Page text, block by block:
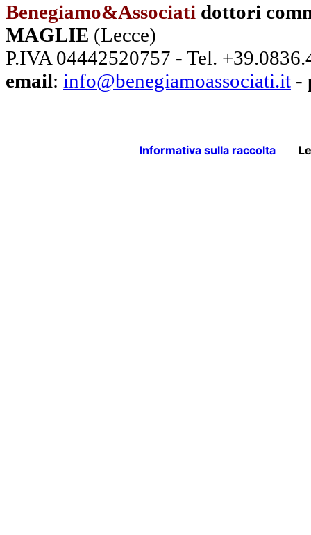
Benegiamo&Associati dottori
MAGLIE (Lecce)
P.IVA 04442520757 - Tel.
email: info@benegiamoassociati.it -
Informativa sulla raccolta